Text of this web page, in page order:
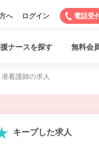
へ ログイン 電話受
ナースを探す 無料会
看護師の求人
キープした求人